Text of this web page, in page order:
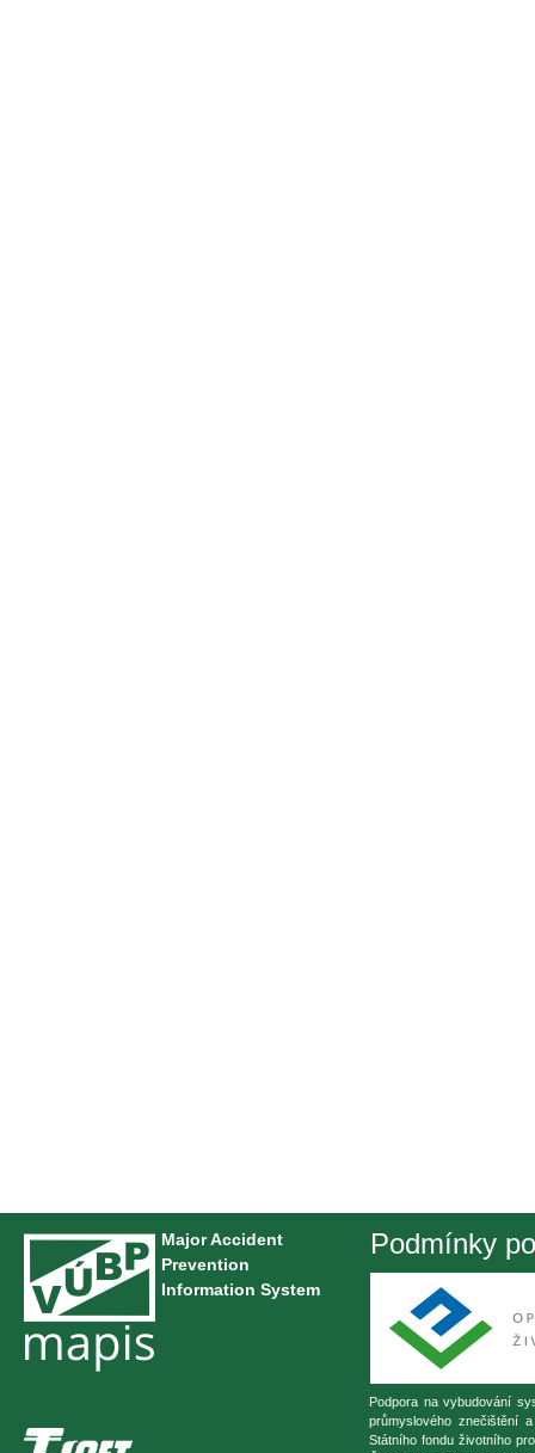
Major Accident
Prevention
Information System
Podmínky
Podpora na vybudování
průmyslového znečištění
Státního fondu životního